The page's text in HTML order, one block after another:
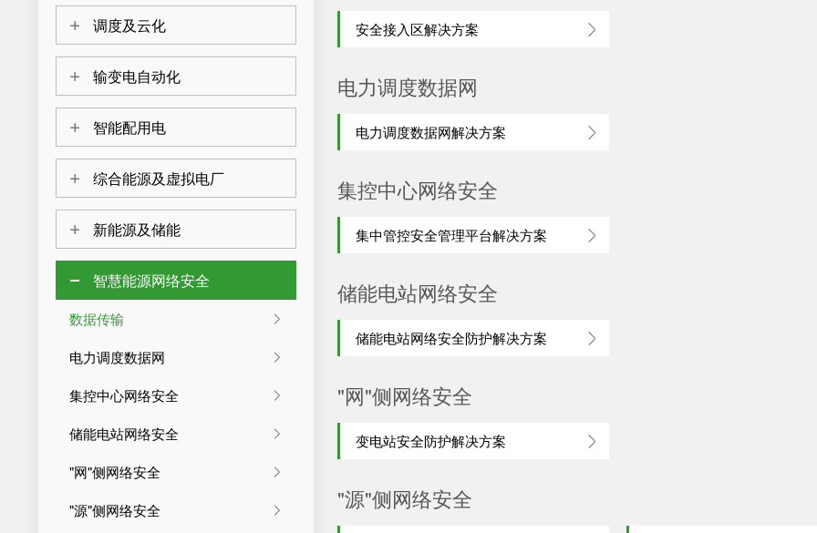
调度及云化
输变电自动化
智能配用电
综合能源及虚拟电厂
新能源及储能
智慧能源网络安全
数据传输
电力调度数据网
集控中心网络安全
储能电站网络安全
"网"侧网络安全
"源"侧网络安全
安全接入区解决方案
电力调度数据网
电力调度数据网解决方案
集控中心网络安全
集中管控安全管理平台解决方案
储能电站网络安全
储能电站网络安全防护解决方案
"网"侧网络安全
变电站安全防护解决方案
"源"侧网络安全